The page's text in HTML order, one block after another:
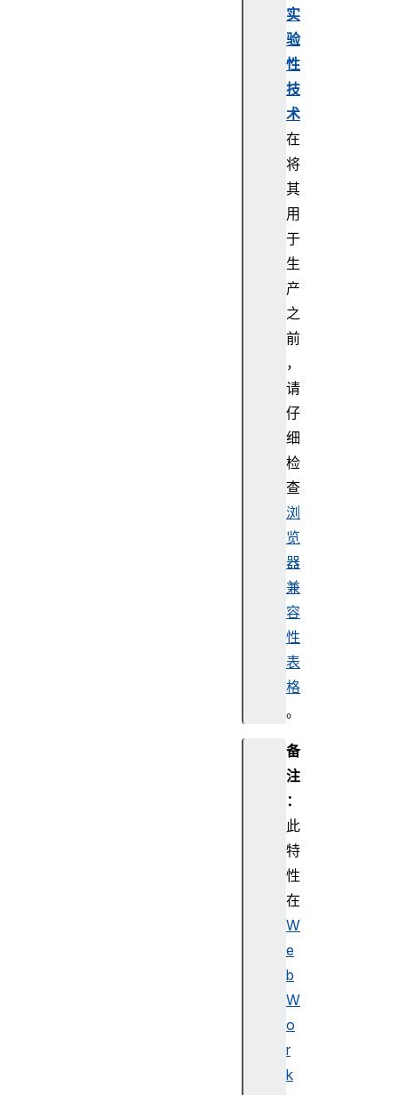
实
验
性
技
术
在
将
其
用
于
生
产
之
前
，
请
仔
细
检
查
浏
览
器
兼
容
性
表
格
。
备
注
：
此
特
性
在
W
e
b
W
o
r
k